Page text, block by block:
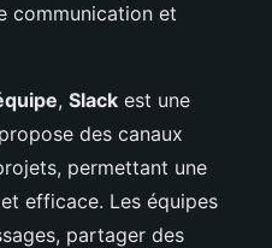
communication et
, Slack est une
des canaux
permettant une
efficace. Les équipes
partager des